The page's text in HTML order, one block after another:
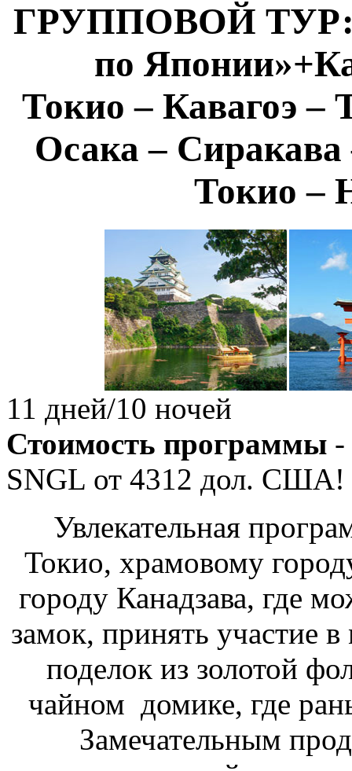
ГРУППОВОЙ ТУР:
по
Токио – Кавагоэ –
Осака – Сиракава
Токио –
11 дней/10 ночей
Стоимость программы -
SNGL от 4312 дол. США!
Увлекательная
Токио, храмовому
городу Канадзава, где
замок, принять участие
поделок из золотой
чайном домике, где
Замечательным